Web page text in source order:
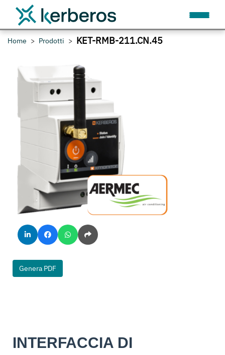
Home Prodotti KET-RMB-211.CN.45
Genera PDF
INTERFACCIA DI